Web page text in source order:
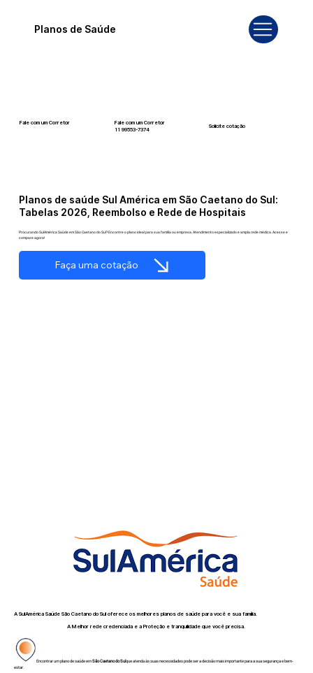
Planos de Saúde
Planos de saúde Sul América em São Caetano do Sul:
Tabelas 2026, Reembolso e Rede de Hospitais
Procurando SulAmérica Saúde em São Caetano do Sul? Encontre o plano ideal para sua família ou empresa. Atendimento especializado e ampla rede médica. Acesse e
compare agora!
Faça uma cotação
Fale com um Corretor
Fale com um Corretor
11 99553-7374
Solicite cotação
A SulAmérica Saúde São Caetano do Sul oferece os melhores planos de saúde para você e sua família.
A Melhor rede credenciada e a Proteção e tranquilidade que você precisa.
Encontrar um plano de saúde emSão Caetano do Sulque atenda às suas necessidades pode ser a decisão mais importante para a sua segurança e bem-
estar.